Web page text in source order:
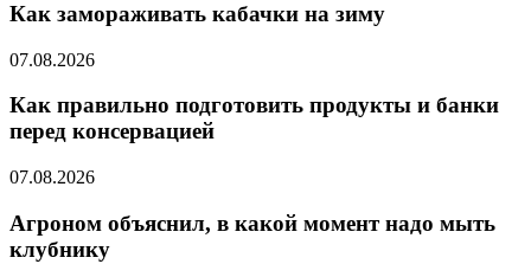
Как замораживать кабачки на зиму
07.08.2026
Как правильно подготовить продукты и банки
перед консервацией
07.08.2026
Агроном объяснил, в какой момент надо мыть
клубнику